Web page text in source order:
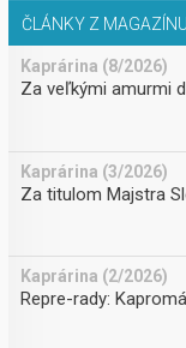
ČLÁNKY Z
Kaprárina (8/2026)
Za veľkými amurmi
Kaprárina (3/2026)
Za titulom Majstra
Kaprárina (2/2026)
Repre-rady: